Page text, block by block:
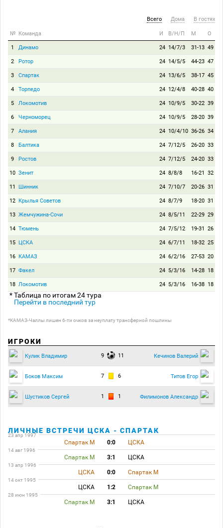
Всего Дома В гостях
№ Команда И В/Н/П М О
1 Динамо 24 14/7/3 31-13 49
2 Ротор 24 14/5/5 44-23 47
3 Спартак 24 13/6/5 38-17 45
4 Торпедо 24 12/4/8 40-28 40
5 Локомотив 24 10/9/5 30-22 39
6 Черноморец 24 10/9/5 28-20 39
7 Алания 24 10/4/10 36-26 34
8 Балтика 24 7/12/5 26-20 33
9 Ростов 24 7/12/5 24-20 33
10 Зенит 24 8/8/8 16-21 32
11 Шинник 24 7/10/7 20-26 31
12 Крылья Советов 24 8/7/9 18-20 31
13 Жемчужина-Сочи 24 8/5/11 22-29 29
14 Тюмень 24 7/5/12 19-31 26
15 ЦСКА 24 6/7/11 18-32 25
16 КАМАЗ 24 6/2/16 27-53 20
17 Факел 24 5/3/16 14-28 18
18 Локомотив 24 5/3/16 16-38 18
* Таблица по итогам 24 тура
Перейти в последний тур
*КАМАЗ-Чаллы лишен 6-ти очков за неуплату трансферной пошлины
ИГРОКИ
Кулик Владимир 9 11 Кечинов Валерий
Боков Максим 7 6 Титов Егор
Шустиков Сергей 1 1 Филимонов Александр
ЛИЧНЫЕ ВСТРЕЧИ ЦСКА - СПАРТАК
23 апр 1997
Спартак М 0:0 ЦСКА
14 авг 1996
Спартак М 3:1 ЦСКА
13 апр 1996
ЦСКА 0:0 Спартак М
14 окт 1995
ЦСКА 1:2 Спартак М
28 июн 1995
Спартак М 3:1 ЦСКА